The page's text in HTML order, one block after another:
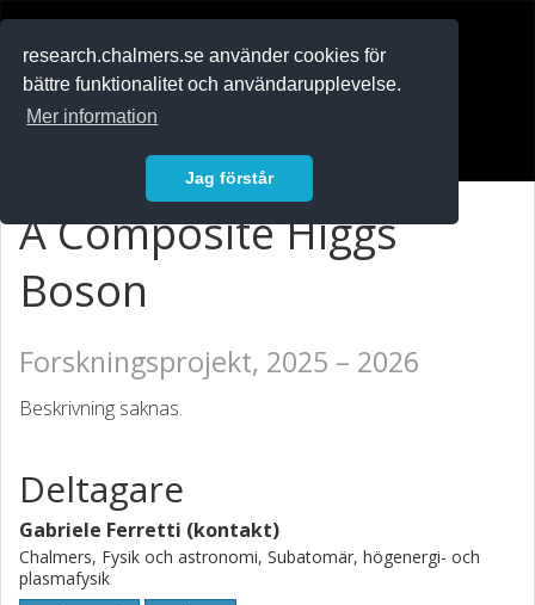
research.chalmers.se använder cookies för
bättre funktionalitet och användarupplevelse.
Mer information
Jag förstår
A Composite Higgs
Boson
Forskningsprojekt, 2025 – 2026
Beskrivning saknas.
Deltagare
Gabriele Ferretti (kontakt)
Chalmers, Fysik och astronomi, Subatomär, högenergi- och
plasmafysik